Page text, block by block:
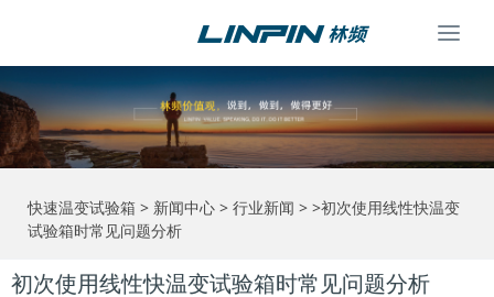
快速温变试验箱 > 新闻中心 > 行业新闻 > >初次使用线性快温变
试验箱时常见问题分析
初次使用线性快温变试验箱时常见问题分析